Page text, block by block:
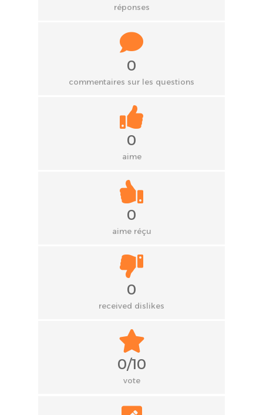
réponses
0
commentaires sur les questions
0
aime
0
aime réçu
0
received dislikes
0/10
vote